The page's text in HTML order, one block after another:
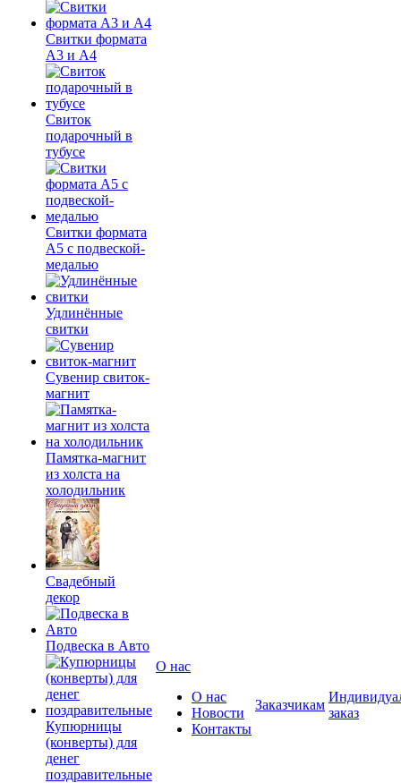
Свитки формата
А3 и А4
Свиток
подарочный в
тубусе
Свитки формата
А5 с подвеской-
медалью
Удлинённые
свитки
Сувенир свиток-
магнит
Памятка-магнит
из холста на
холодильник
Свадебный
декор
Подвеска в Авто
Купюрницы
(конверты) для
денег
поздравительные
О нас
О нас
Новости
Контакты
Заказчикам
заказ